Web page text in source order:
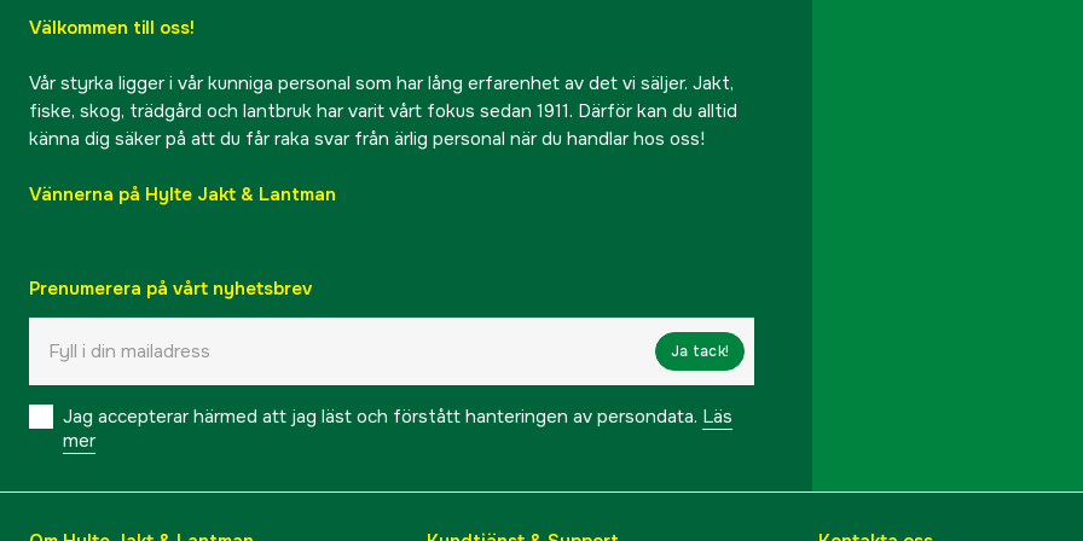
Välkommen till oss!
Vår styrka ligger i vår kunniga personal som har lång erfarenhet av det vi säljer. Jakt,
fiske, skog, trädgård och lantbruk har varit vårt fokus sedan 1911. Därför kan du alltid
känna dig säker på att du får raka svar från ärlig personal när du handlar hos oss!
Vännerna på Hylte Jakt & Lantman
Prenumerera på vårt nyhetsbrev
Ja tack!
Jag accepterar härmed att jag läst och förstått hanteringen av persondata. Läs
mer